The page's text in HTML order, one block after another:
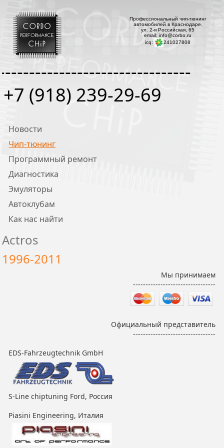
+7 (918) 239-29-69
Профессиональный чип-тюнинг
автомобилей в Краснодаре.
ул. 2-я Российская, 65
email: info@corbo.ru
icq:
241027808
Новости
Чип-тюнинг
Программный ремонт
Диагностика
Эмуляторы
Автоклубам
Как нас найти
Actros
1996-2011
Мы принимаем
---------------------------------
Официальный представитель
---------------------------------
EDS-Fahrzeugtechnik GmbH
S-Line chiptuning Ford, Россия
Piasini Engineering, Италия